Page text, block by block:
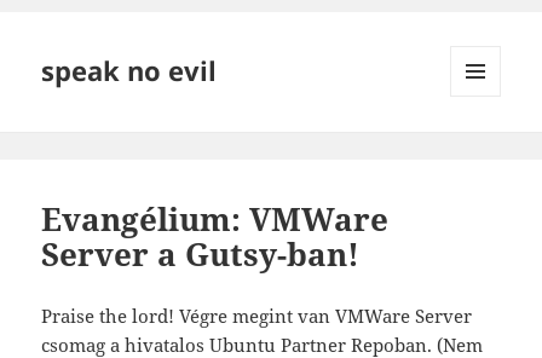
speak no evil
Evangélium: VMWare
Server a Gutsy-ban!
Praise the lord! Végre megint van VMWare Server
csomag a hivatalos Ubuntu Partner Repoban. (Nem